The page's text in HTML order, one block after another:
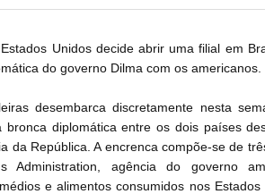
Unidos decide abrir uma filial em
do governo Dilma com os americanos.
desembarca discretamente nesta
bronca diplomática entre os dois países
da República. A encrenca compõe-se de
agência do governo
e alimentos consumidos nos Estados